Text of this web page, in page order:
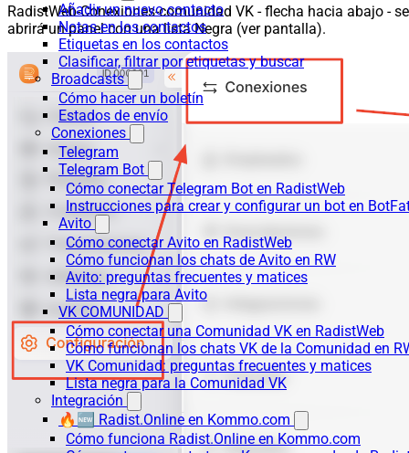
Añadir un nuevo contacto
Notas en los contactos
Etiquetas en los contactos
Clasificar, filtrar por etiquetas y buscar
Broadcasts
Cómo hacer un boletín
Estados de envío
Conexiones
Telegram
Telegram Bot
Cómo conectar Telegram Bot en RadistWeb
Instrucciones para crear y configurar un bot en
Avito
Cómo conectar Avito en RadistWeb
Cómo funcionan los chats de Avito en RW
Avito: preguntas frecuentes y matices
Lista negra para Avito
VK COMUNIDAD
Cómo conectar una Comunidad VK en RadistWeb
Cómo funcionan los chats VK de la Comunidad en
VK Comunidad: preguntas frecuentes y matices
Lista negra para la Comunidad VK
Integración
🔥🆕 Radist.Online en Kommo.com
Cómo funciona Radist.Online en Kommo.com
RadistWeb-Conexiones-comunidad VK - flecha hacia abajo - se
abrirá un panel con una lista Negra (ver pantalla).